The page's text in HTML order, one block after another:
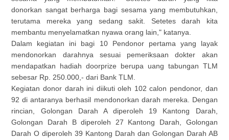
donorkan sangat berharga bagi sesama yang membutuhkan,
terutama mereka yang sedang sakit. Setetes darah kita
membantu menyelamatkan nyawa orang lain," katanya.
Dalam kegiatan ini bagi 10 Pendonor pertama yang layak
mendonorkan darahnya sesuai pemeriksaan dokter akan
mendapatkan hadiah doorprize berupa uang tabungan TLM
sebesar Rp. 250.000,- dari Bank TLM.
Kegiatan donor darah ini diikuti oleh 102 calon pendonor, dan
92 di antaranya berhasil mendonorkan darah mereka. Dengan
rincian, Golongan Darah A diperoleh 19 Kantong Darah,
Golongan Darah B diperoleh 27 Kantong Darah, Golongan
Darah O diperoleh 39 Kantong Darah dan Golongan Darah AB